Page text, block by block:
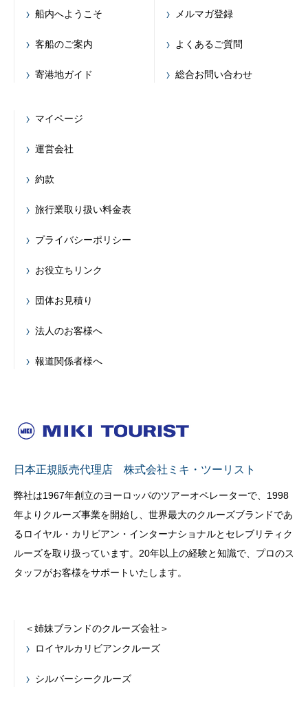
船内へようこそ
客船のご案内
寄港地ガイド
メルマガ登録
よくあるご質問
総合お問い合わせ
マイページ
運営会社
約款
旅行業取り扱い料金表
プライバシーポリシー
お役立ちリンク
団体お見積り
法人のお客様へ
報道関係者様へ
日本正規販売代理店 株式会社ミキ・ツーリスト
弊社は1967年創立のヨーロッパのツアーオペレーターで、1998
年よりクルーズ事業を開始し、世界最大のクルーズブランドであ
るロイヤル・カリビアン・インターナショナルとセレブリティク
ルーズを取り扱っています。20年以上の経験と知識で、プロのス
タッフがお客様をサポートいたします。
＜姉妹ブランドのクルーズ会社＞
ロイヤルカリビアンクルーズ
シルバーシークルーズ